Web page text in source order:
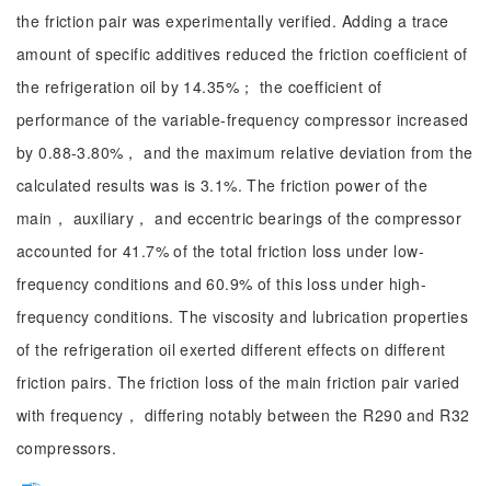
the friction pair was experimentally verified. Adding a trace
amount of specific additives reduced the friction coefficient of
the refrigeration oil by 14.35%； the coefficient of
performance of the variable-frequency compressor increased
by 0.88-3.80%， and the maximum relative deviation from the
calculated results was is 3.1%. The friction power of the
main， auxiliary， and eccentric bearings of the compressor
accounted for 41.7% of the total friction loss under low-
frequency conditions and 60.9% of this loss under high-
frequency conditions. The viscosity and lubrication properties
of the refrigeration oil exerted different effects on different
friction pairs. The friction loss of the main friction pair varied
with frequency， differing notably between the R290 and R32
compressors.